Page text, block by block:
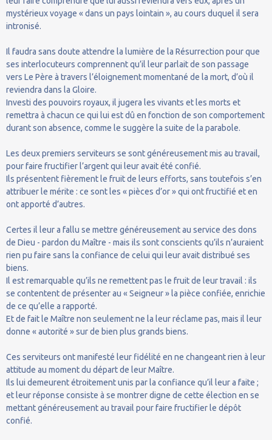
mystérieux voyage « dans un pays lointain », au cours duquel il sera
intronisé.
Il faudra sans doute attendre la lumière de la Résurrection pour que
ses interlocuteurs comprennent qu’il leur parlait de son passage
vers Le Père à travers l’éloignement momentané de la mort, d’où il
reviendra dans la Gloire.
Investi des pouvoirs royaux, il jugera les vivants et les morts et
remettra à chacun ce qui lui est dû en fonction de son comportement
durant son absence, comme le suggère la suite de la parabole.
Les deux premiers serviteurs se sont généreusement mis au travail,
pour faire fructifier l’argent qui leur avait été confié.
Ils présentent fièrement le fruit de leurs efforts, sans toutefois s’en
attribuer le mérite : ce sont les « pièces d’or » qui ont fructifié et en
ont apporté d’autres.
Certes il leur a fallu se mettre généreusement au service des dons
de Dieu - pardon du Maître - mais ils sont conscients qu’ils n’auraient
rien pu faire sans la confiance de celui qui leur avait distribué ses
biens.
Il est remarquable qu’ils ne remettent pas le fruit de leur travail : ils
se contentent de présenter au « Seigneur » la pièce confiée, enrichie
de ce qu’elle a rapporté.
Et de fait le Maître non seulement ne la leur réclame pas, mais il leur
donne « autorité » sur de bien plus grands biens.
Ces serviteurs ont manifesté leur fidélité en ne changeant rien à leur
attitude au moment du départ de leur Maître.
Ils lui demeurent étroitement unis par la confiance qu’il leur a faite ;
et leur réponse consiste à se montrer digne de cette élection en se
mettant généreusement au travail pour faire fructifier le dépôt
confié.